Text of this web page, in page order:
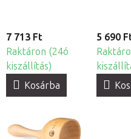
7 713 Ft
Raktáron (24ó
kiszállítás)
Kosárba
5 690